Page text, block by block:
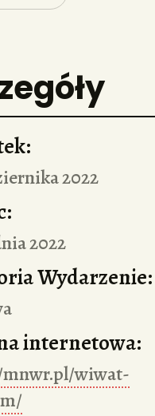
2022
2022
Wydarzenie:
internetowa:
wiwat-